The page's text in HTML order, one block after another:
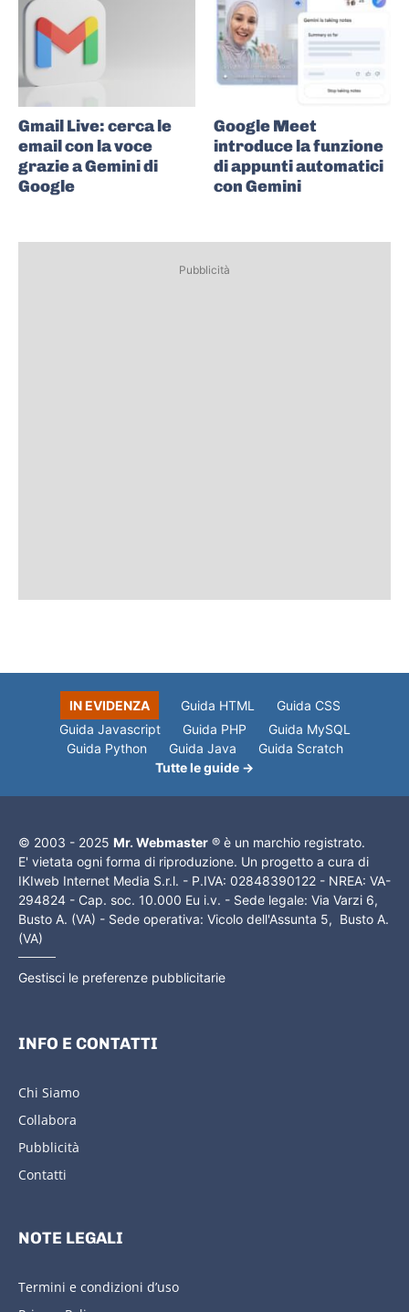
Gmail Live: cerca le
email con la voce
grazie a Gemini di
Google
Google Meet
introduce la funzione
di appunti automatici
con Gemini
Pubblicità
IN EVIDENZA Guida HTML
Guida CSS
Guida Javascript
Guida PHP
Guida MySQL
Guida Python
Guida Java
Guida Scratch
Tutte le guide →
© 2003 - 2025 Mr. Webmaster ® è un marchio registrato.
E' vietata ogni forma di riproduzione. Un progetto a cura di
IKIweb Internet Media S.r.l. - P.IVA: 02848390122 - NREA: VA-
294824 - Cap. soc. 10.000 Eu i.v. - Sede legale: Via Varzi 6,
Busto A. (VA) - Sede operativa: Vicolo dell'Assunta 5, Busto A.
(VA)
Gestisci le preferenze pubblicitarie
INFO E CONTATTI
Chi Siamo
Collabora
Pubblicità
Contatti
NOTE LEGALI
Termini e condizioni d’uso